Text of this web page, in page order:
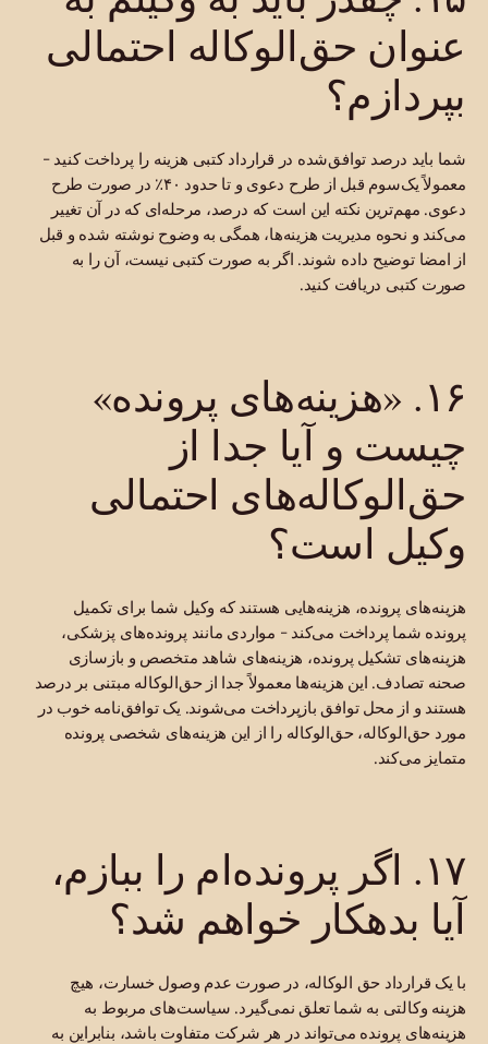
عنوان حق‌الوکاله احتمالی
بپردازم؟
شما باید درصد توافق‌شده در قرارداد کتبی هزینه را پرداخت کنید -
معمولاً یک‌سوم قبل از طرح دعوی و تا حدود ۴۰٪ در صورت طرح
دعوی. مهم‌ترین نکته این است که درصد، مرحله‌ای که در آن تغییر
می‌کند و نحوه مدیریت هزینه‌ها، همگی به وضوح نوشته شده و قبل
از امضا توضیح داده شوند. اگر به صورت کتبی نیست، آن را به
صورت کتبی دریافت کنید.
۱۶. «هزینه‌های پرونده»
چیست و آیا جدا از
حق‌الوکاله‌های احتمالی
وکیل است؟
هزینه‌های پرونده، هزینه‌هایی هستند که وکیل شما برای تکمیل
پرونده شما پرداخت می‌کند - مواردی مانند پرونده‌های پزشکی،
هزینه‌های تشکیل پرونده، هزینه‌های شاهد متخصص و بازسازی
صحنه تصادف. این هزینه‌ها معمولاً جدا از حق‌الوکاله مبتنی بر درصد
هستند و از محل توافق بازپرداخت می‌شوند. یک توافق‌نامه خوب در
مورد حق‌الوکاله، حق‌الوکاله را از این هزینه‌های شخصی پرونده
متمایز می‌کند.
۱۷. اگر پرونده‌ام را ببازم،
آیا بدهکار خواهم شد؟
با یک قرارداد حق الوکاله، در صورت عدم وصول خسارت، هیچ
هزینه وکالتی به شما تعلق نمی‌گیرد. سیاست‌های مربوط به
هزینه‌های پرونده می‌تواند در هر شرکت متفاوت باشد، بنابراین به